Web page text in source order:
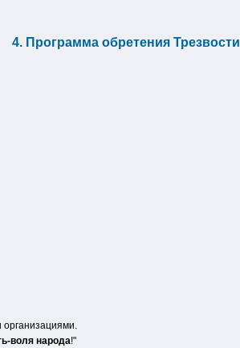
4. Программа обретения Трезвости
воля народа!"